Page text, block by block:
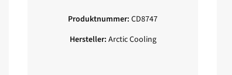
Prozessoren, 2x120mm Lüfter
Produktnummer: CD8747
Hersteller: Arctic Cooling